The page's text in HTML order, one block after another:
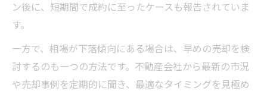
ン後に、短期間で成約に至ったケースも報告されていま
す。
一方で、相場が下落傾向にある場合は、早めの売却を検
討するのも一つの方法です。不動産会社から最新の市況
や売却事例を定期的に聞き、最適なタイミングを見極め